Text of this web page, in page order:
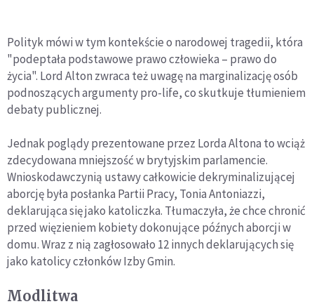
Polityk mówi w tym kontekście o narodowej tragedii, która
"podeptała podstawowe prawo człowieka – prawo do
życia". Lord Alton zwraca też uwagę na marginalizację osób
podnoszących argumenty pro-life, co skutkuje tłumieniem
debaty publicznej.
Jednak poglądy prezentowane przez Lorda Altona to wciąż
zdecydowana mniejszość w brytyjskim parlamencie.
Wnioskodawczynią ustawy całkowicie dekryminalizującej
aborcję była posłanka Partii Pracy, Tonia Antoniazzi,
deklarująca się jako katoliczka. Tłumaczyła, że chce chronić
przed więzieniem kobiety dokonujące późnych aborcji w
domu. Wraz z nią zagłosowało 12 innych deklarujących się
jako katolicy członków Izby Gmin.
Modlitwa